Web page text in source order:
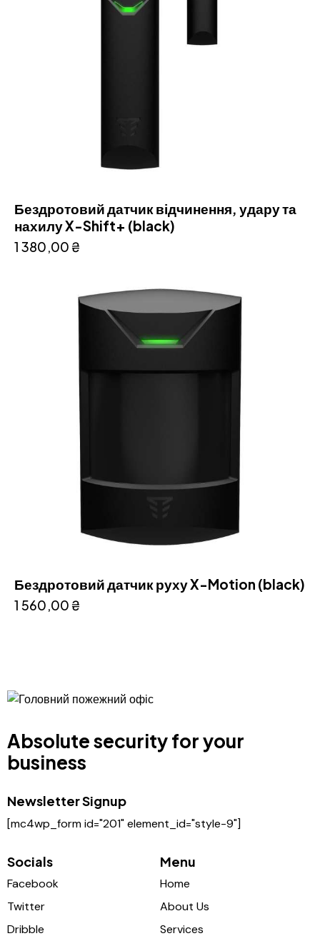
Бездротовий датчик відчинення, удару та
нахилу X-Shift+ (black)
1 380,00₴
Бездротовий датчик руху X-Motion (black)
1 560,00₴
Absolute security for your
business
Newsletter Signup
[mc4wp_form id="201" element_id="style-9"]
Socials
Facebook
Twitter
Dribble
Menu
Home
About Us
Services